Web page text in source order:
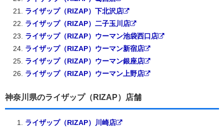
ライザップ（RIZAP）下北沢店
ライザップ（RIZAP）二子玉川店
ライザップ（RIZAP）ウーマン池袋西口店
ライザップ（RIZAP）ウーマン新宿店
ライザップ（RIZAP）ウーマン銀座店
ライザップ（RIZAP）ウーマン上野店
神奈川県のライザップ（RIZAP）店舗
ライザップ（RIZAP）川崎店